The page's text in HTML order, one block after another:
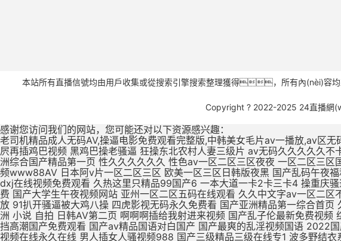
本站所有直播信號均由用戶收集或從搜索引擎搜索整理獲得，所有內(nèi)容
Copyright ? 2022-2025 24直播網
感谢您访问我们的网站，您可能还对以下资源感兴趣：
老司机精品成人无码AV,操逼电影免费观看完整版,中韩美女毛片av一播放,av区无